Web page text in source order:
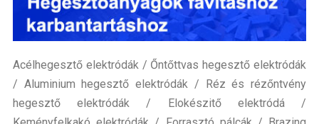
Acélhegesztő elektródák / Őntőttvas hegesztő elektródák
/ Aluminium hegesztő elektródák / Réz és rézőntvény
hegesztő elektródák / Elokészitő elektródá /